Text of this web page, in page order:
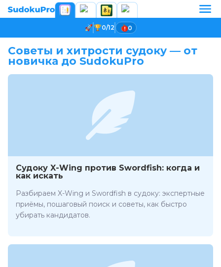
0/12 0
Советы и хитрости судоку — от
новичка до SudokuPro
Судоку X-Wing против Swordfish: когда и
как искать
Разбираем X-Wing и Swordfish в судоку: экспертные
приёмы, пошаговый поиск и советы, как быстро
убирать кандидатов.